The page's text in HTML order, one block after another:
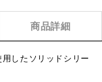
商品詳細
したソリッドシリー